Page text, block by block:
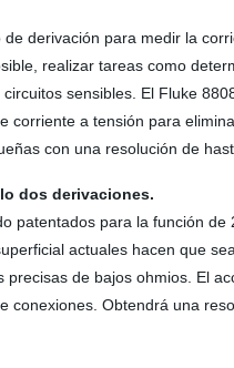
derivación para medir la
realizar tareas como
sensibles. El Fluke
corriente a tensión para
con una resolución de
dos derivaciones.
patentados para la función
actuales hacen que
de bajos ohmios. El
conexiones. Obtendrá una